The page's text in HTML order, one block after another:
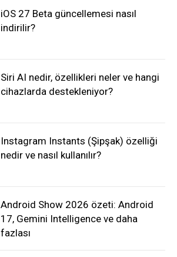
iOS 27 Beta güncellemesi nasıl
indirilir?
Siri AI nedir, özellikleri neler ve hangi
cihazlarda destekleniyor?
Instagram Instants (Şipşak) özelliği
nedir ve nasıl kullanılır?
Android Show 2026 özeti: Android
17, Gemini Intelligence ve daha
fazlası